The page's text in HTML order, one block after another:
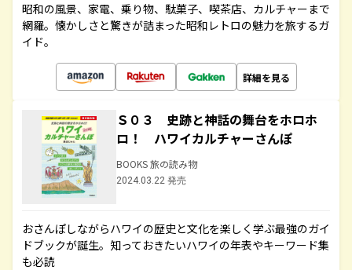
昭和の風景、家電、乗り物、駄菓子、喫茶店、カルチャーまで
網羅。懐かしさと驚きが詰まった昭和レトロの魅力を旅するガ
イド。
詳細を見る
Ｓ０３ 史跡と神話の舞台をホロホ
ロ！ ハワイカルチャーさんぽ
BOOKS 旅の読み物
2024.03.22 発売
おさんぽしながらハワイの歴史と文化を楽しく学ぶ最強のガイ
ドブックが誕生。知っておきたいハワイの年表やキーワード集
も必読